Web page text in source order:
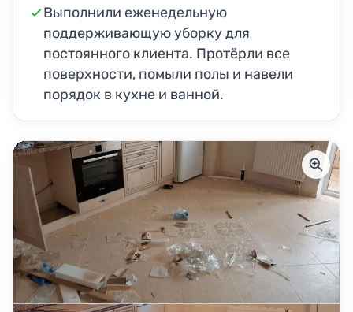
Выполнили еженедельную
поддерживающую уборку для
постоянного клиента. Протёрли все
поверхности, помыли полы и навели
порядок в кухне и ванной.